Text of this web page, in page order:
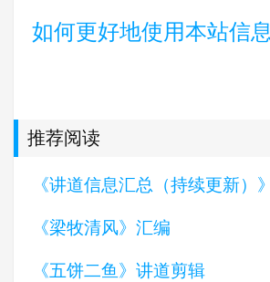
如何更好地使用本站信息
推荐阅读
《讲道信息汇总（持续更新）》
《梁牧清风》汇编
《五饼二鱼》讲道剪辑